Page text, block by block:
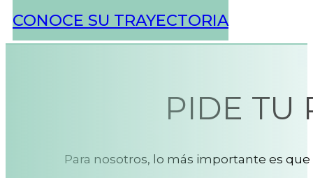
CONOCE SU TRAYECTORIA
PIDE TU
Para nosotros, lo más importante es